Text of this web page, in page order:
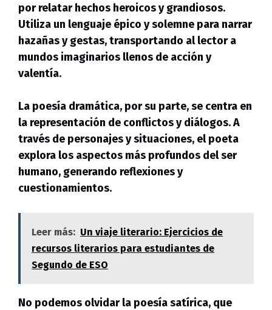
por relatar hechos heroicos y grandiosos.
Utiliza un lenguaje épico y solemne para narrar
hazañas y gestas, transportando al lector a
mundos imaginarios llenos de acción y
valentía.
La poesía dramática, por su parte, se centra en
la representación de conflictos y diálogos. A
través de personajes y situaciones, el poeta
explora los aspectos más profundos del ser
humano, generando reflexiones y
cuestionamientos.
Leer más: Un viaje literario: Ejercicios de
recursos literarios para estudiantes de
Segundo de ESO
No podemos olvidar la poesía satírica, que